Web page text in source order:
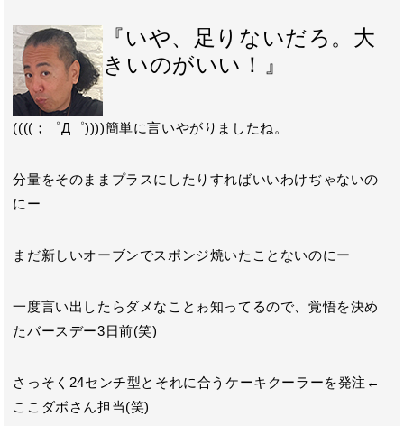
『いや、足りないだろ。大
きいのがいい！』
((((；゜Д゜))))簡単に言いやがりましたね。
分量をそのままプラスにしたりすればいいわけぢゃないの
にー
まだ新しいオーブンでスポンジ焼いたことないのにー
一度言い出したらダメなことゎ知ってるので、覚悟を決め
たバースデー3日前(笑)
さっそく24センチ型とそれに合うケーキクーラーを発注←
ここダボさん担当(笑)